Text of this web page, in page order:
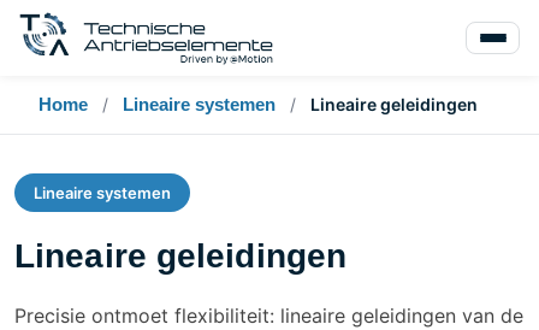
Home / Lineaire systemen / Lineaire geleidingen
Lineaire systemen
Lineaire geleidingen
Precisie ontmoet flexibiliteit: lineaire geleidingen van de